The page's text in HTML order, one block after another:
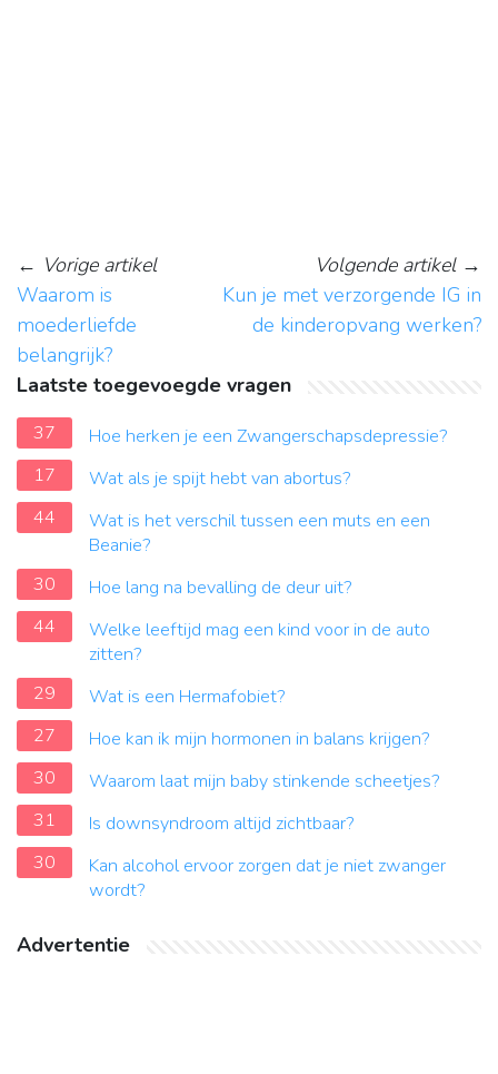
← Vorige artikel
Waarom is
moederliefde
belangrijk?
Volgende artikel→
Kun je met verzorgende IG in
de kinderopvang werken?
Laatste toegevoegde vragen
37
Hoe herken je een Zwangerschapsdepressie?
17
Wat als je spijt hebt van abortus?
44
Wat is het verschil tussen een muts en een
Beanie?
30
Hoe lang na bevalling de deur uit?
44
Welke leeftijd mag een kind voor in de auto
zitten?
29
Wat is een Hermafobiet?
27
Hoe kan ik mijn hormonen in balans krijgen?
30
Waarom laat mijn baby stinkende scheetjes?
31
Is downsyndroom altijd zichtbaar?
30
Kan alcohol ervoor zorgen dat je niet zwanger
wordt?
Advertentie